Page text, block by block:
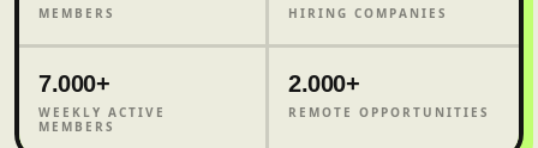
MEMBERS HIRING COMPANIES
7.000+
WEEKLY ACTIVE
MEMBERS
2.000+
REMOTE OPPORTUNITIES